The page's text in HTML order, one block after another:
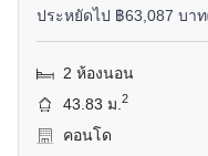
ประหยัดไป ฿63,087 บาท
2 ห้องนอน
43.83 ม.2
คอนโด